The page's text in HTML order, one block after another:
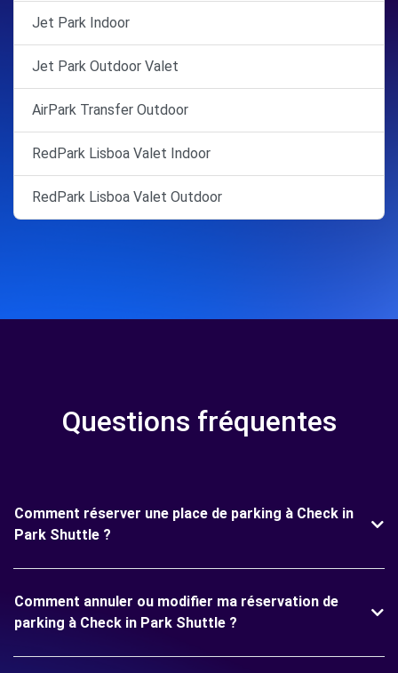
Jet Park Indoor
Jet Park Outdoor Valet
AirPark Transfer Outdoor
RedPark Lisboa Valet Indoor
RedPark Lisboa Valet Outdoor
Questions fréquentes
Comment réserver une place de parking à Check in
Park Shuttle ?
Comment annuler ou modifier ma réservation de
parking à Check in Park Shuttle ?